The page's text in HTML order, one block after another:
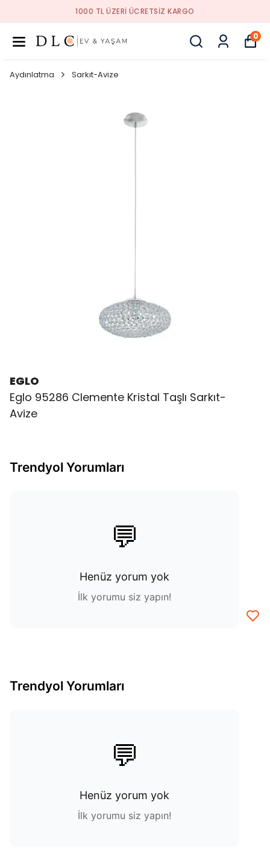
1000 TL ÜZERI ÜCRETSIZ KARGO
0
Aydınlatma Sarkıt-Avize
EGLO
Eglo 95286 Clemente Kristal Taşlı Sarkıt-
Avize
Trendyol Yorumları
💬
Henüz yorum yok
İlk yorumu siz yapın!
Trendyol Yorumları
💬
Henüz yorum yok
İlk yorumu siz yapın!